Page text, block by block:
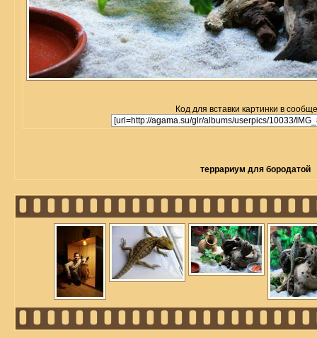
Код для вставки картинки в
террариум для бородатой